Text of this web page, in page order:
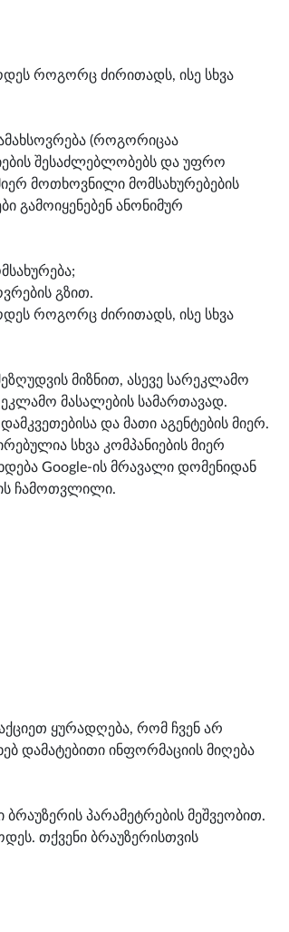
როგორც ძირითადს, ისე სხვა
(როგორიცაა
შესაძლებლობებს და უფრო
მოთხოვნილი მომსახურებების
გამოიყენებენ ანონიმურ
გზით.
როგორც ძირითადს, ისე სხვა
მიზნით, ასევე სარეკლამო
მასალების სამართავად.
და მათი აგენტების მიერ.
სხვა კომპანიების მიერ
Google-ის მრავალი დომენიდან
ჩამოთვლილი.
ყურადღება, რომ ჩვენ არ
დამატებითი ინფორმაციის მიღება
პარამეტრების მეშვეობით.
თქვენი ბრაუზერისთვის